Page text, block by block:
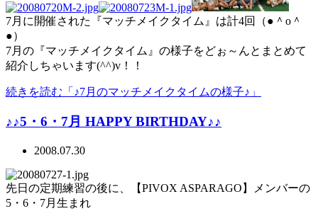
7月に開催された『マッチメイクタイム』は計4回（●＾o＾
●）
7月の『マッチメイクタイム』の様子をどぉ～んとまとめて
紹介しちゃいます(^^)v！！
続きを読む「♪7月のマッチメイクタイムの様子♪」
♪♪5・6・7月 HAPPY BIRTHDAY♪♪
2008.07.30
先日の定期練習の後に、【PIVOX ASPARAGO】メンバーの
5・6・7月生まれ